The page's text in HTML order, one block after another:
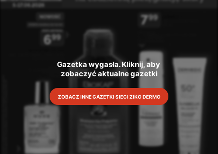
Gazetka wygasła. Kliknij, aby
zobaczyć aktualne gazetki
ZOBACZ INNE GAZETKI SIECI ZIKO DERMO